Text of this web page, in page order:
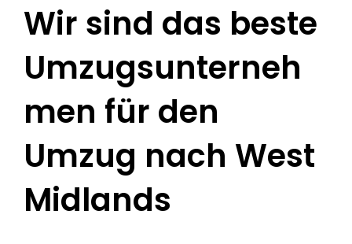
Wir sind das beste
Umzugsunterneh
men für den
Umzug nach West
Midlands